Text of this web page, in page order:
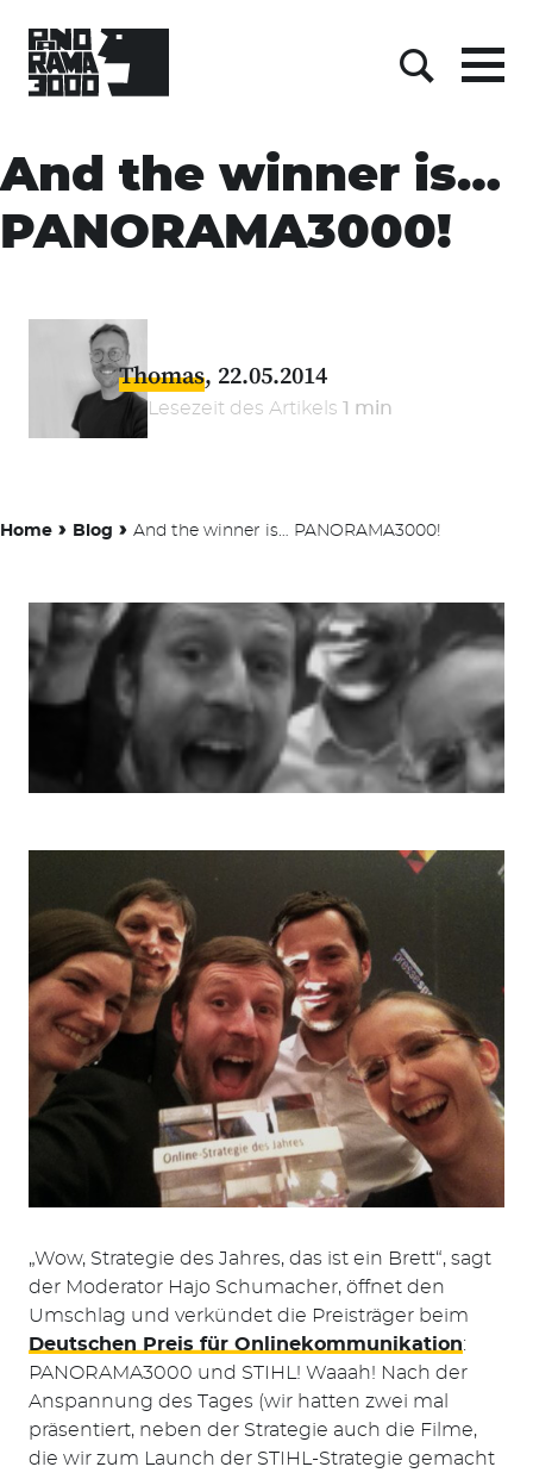
content
Menu
And the winner is…
PANORAMA3000!
Thomas 22.05.2014
Lesezeit des Artikels 1 min
Home › Blog › And the winner is… PANORAMA3000!
„Wow, Strategie des Jahres, das ist ein Brett“, sagt
der Moderator Hajo Schumacher, öffnet den
Umschlag und verkündet die Preisträger beim
Deutschen Preis für Onlinekommunikation:
PANORAMA3000 und STIHL! Waaah! Nach der
Anspannung des Tages (wir hatten zwei mal
präsentiert, neben der Strategie auch die Filme,
die wir zum Launch der STIHL-Strategie gemacht